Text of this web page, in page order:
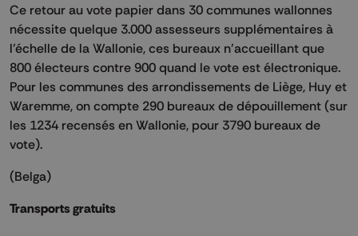
Ce retour au vote papier dans 30 communes wallonnes
nécessite quelque 3.000 assesseurs supplémentaires à
l’échelle de la Wallonie, ces bureaux n'accueillant que
800 électeurs contre 900 quand le vote est électronique.
Pour les communes des arrondissements de Liège, Huy et
Waremme, on compte 290 bureaux de dépouillement (sur
les 1234 recensés en Wallonie, pour 3790 bureaux de
vote).
(Belga)
Transports gratuits